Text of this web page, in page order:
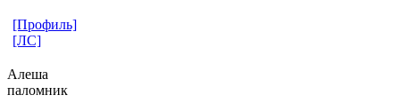
[Профиль]
[ЛС]
Алеша
паломник